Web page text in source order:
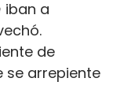
iban a
de
se arrepiente